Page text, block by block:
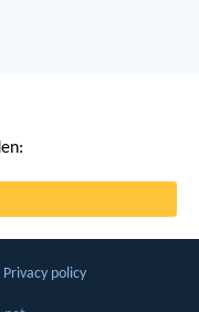
Privacy policy